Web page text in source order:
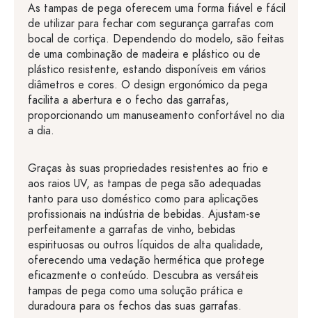
As tampas de pega oferecem uma forma fiável e fácil
de utilizar para fechar com segurança garrafas com
bocal de cortiça. Dependendo do modelo, são feitas
de uma combinação de madeira e plástico ou de
plástico resistente, estando disponíveis em vários
diâmetros e cores. O design ergonómico da pega
facilita a abertura e o fecho das garrafas,
proporcionando um manuseamento confortável no dia
a dia.
Graças às suas propriedades resistentes ao frio e
aos raios UV, as tampas de pega são adequadas
tanto para uso doméstico como para aplicações
profissionais na indústria de bebidas. Ajustam-se
perfeitamente a garrafas de vinho, bebidas
espirituosas ou outros líquidos de alta qualidade,
oferecendo uma vedação hermética que protege
eficazmente o conteúdo. Descubra as versáteis
tampas de pega como uma solução prática e
duradoura para os fechos das suas garrafas.